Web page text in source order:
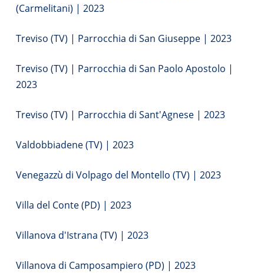
(Carmelitani) | 2023
Treviso (TV) | Parrocchia di San Giuseppe | 2023
Treviso (TV) | Parrocchia di San Paolo Apostolo |
2023
Treviso (TV) | Parrocchia di Sant'Agnese | 2023
Valdobbiadene (TV) | 2023
Venegazzù di Volpago del Montello (TV) | 2023
Villa del Conte (PD) | 2023
Villanova d'Istrana (TV) | 2023
Villanova di Camposampiero (PD) | 2023